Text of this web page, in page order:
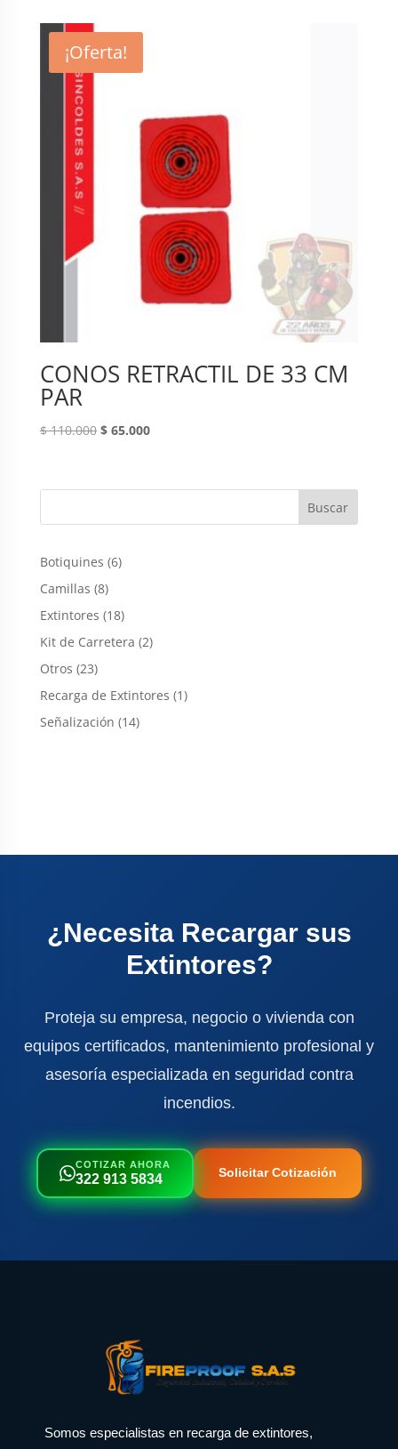
$ 220.000.
¡Oferta!
CONOS RETRACTIL DE 33 CM
PAR
$110.000 Original
$ 110.000.
$65.000Current
$ 65.000.
Botiquines 66
Camillas 88
productos
Extintores 1818
productos
Kit de Carretera 22
Otros 2323
productos
Recarga de Extintores 11
Señalización 1414
¿Necesita Recargar sus
Extintores?
Proteja su empresa, negocio o vivienda con
equipos certificados, mantenimiento profesional y
asesoría especializada en seguridad contra
incendios.
COTIZAR AHORA
322 913 5834 Solicitar Cotización
Somos especialistas en recarga de extintores,